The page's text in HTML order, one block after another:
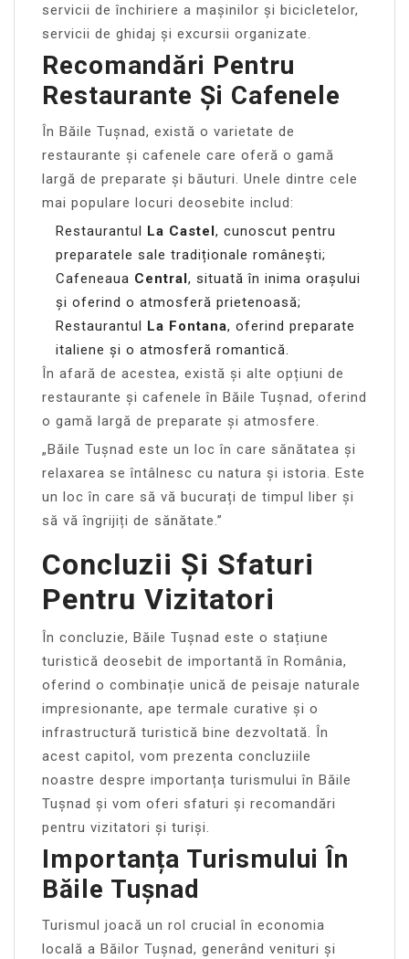
servicii de închiriere a mașinilor și bicicletelor,
servicii de ghidaj și excursii organizate.
Recomandări Pentru
Restaurante Și Cafenele
În Băile Tușnad, există o varietate de
restaurante și cafenele care oferă o gamă
largă de preparate și băuturi. Unele dintre cele
mai populare locuri deosebite includ:
Restaurantul La Castel, cunoscut pentru
preparatele sale tradiționale românești;
Cafeneaua Central, situată în inima orașului
și oferind o atmosferă prietenoasă;
Restaurantul La Fontana, oferind preparate
italiene și o atmosferă romantică.
În afară de acestea, există și alte opțiuni de
restaurante și cafenele în Băile Tușnad, oferind
o gamă largă de preparate și atmosfere.
„Băile Tușnad este un loc în care sănătatea și
relaxarea se întâlnesc cu natura și istoria. Este
un loc în care să vă bucurați de timpul liber și
să vă îngrijiți de sănătate.”
Concluzii Și Sfaturi
Pentru Vizitatori
În concluzie, Băile Tușnad este o stațiune
turistică deosebit de importantă în România,
oferind o combinație unică de peisaje naturale
impresionante, ape termale curative și o
infrastructură turistică bine dezvoltată. În
acest capitol, vom prezenta concluziile
noastre despre importanța turismului în Băile
Tușnad și vom oferi sfaturi și recomandări
pentru vizitatori și turiși.
Importanța Turismului În
Băile Tușnad
Turismul joacă un rol crucial în economia
locală a Băilor Tușnad, generând venituri și